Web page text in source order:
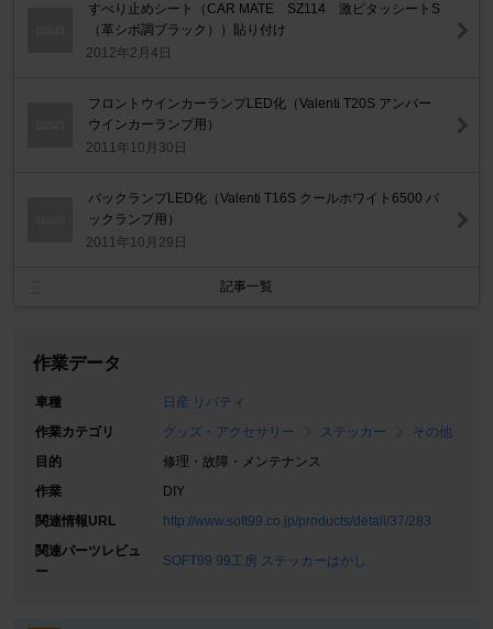
すべり止めシート（CAR MATE SZ114 激ピタッシートS
（革シボ調ブラック））貼り付け
2012年2月4日
フロントウインカーランプLED化（Valenti T20S アンバー
ウインカーランプ用）
2011年10月30日
バックランプLED化（Valenti T16S クールホワイト6500 バ
ックランプ用）
2011年10月29日
記事一覧
作業データ
車種
日産 リバティ
作業カテゴリ
グッズ・アクセサリー ステッカー
その他
目的
修理・故障・メンテナンス
作業
DIY
関連情報URL
http://www.soft99.co.jp/products/detail/37/283
関連パーツレビュ
ー
SOFT99 99工房 ステッカーはがし